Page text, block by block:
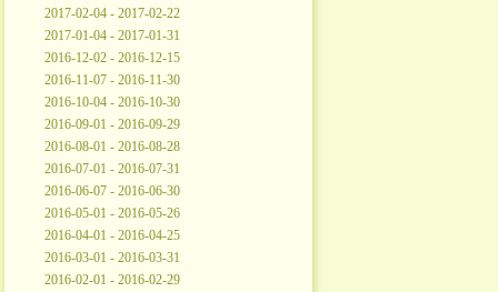
2017-02-04 - 2017-02-22
2017-01-04 - 2017-01-31
2016-12-02 - 2016-12-15
2016-11-07 - 2016-11-30
2016-10-04 - 2016-10-30
2016-09-01 - 2016-09-29
2016-08-01 - 2016-08-28
2016-07-01 - 2016-07-31
2016-06-07 - 2016-06-30
2016-05-01 - 2016-05-26
2016-04-01 - 2016-04-25
2016-03-01 - 2016-03-31
2016-02-01 - 2016-02-29